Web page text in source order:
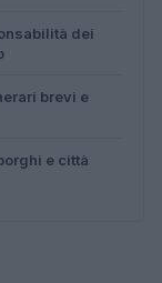
dei
brevi e
e città